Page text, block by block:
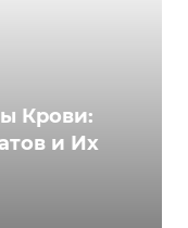
Крови:
и Их